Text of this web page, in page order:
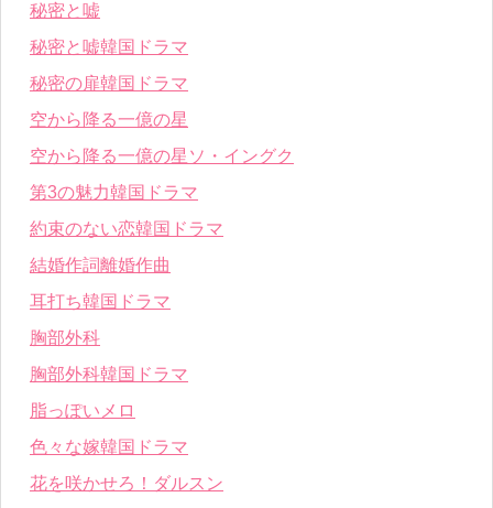
秘密と嘘
秘密と嘘韓国ドラマ
秘密の扉韓国ドラマ
空から降る一億の星
空から降る一億の星ソ・イングク
第3の魅力韓国ドラマ
約束のない恋韓国ドラマ
結婚作詞離婚作曲
耳打ち韓国ドラマ
胸部外科
胸部外科韓国ドラマ
脂っぽいメロ
色々な嫁韓国ドラマ
花を咲かせろ！ダルスン